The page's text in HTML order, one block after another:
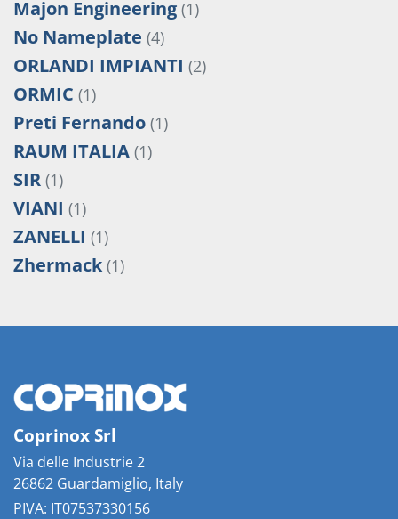
Majon Engineering (1)
No Nameplate (4)
ORLANDI IMPIANTI (2)
ORMIC (1)
Preti Fernando (1)
RAUM ITALIA (1)
SIR (1)
VIANI (1)
ZANELLI (1)
Zhermack (1)
Coprinox Srl
Via delle Industrie 2
26862 Guardamiglio, Italy
PIVA: IT07537330156